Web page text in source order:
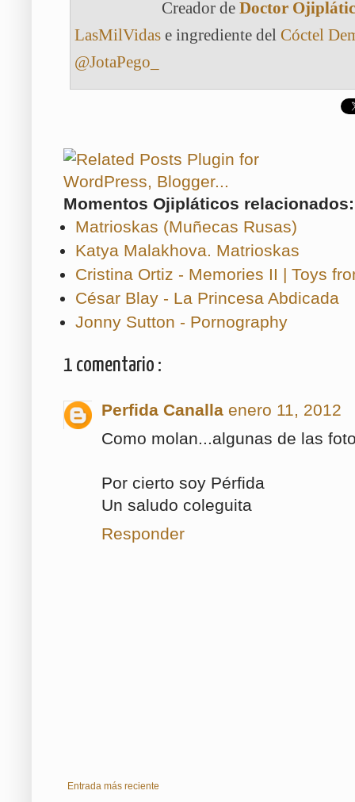
Creador de Doctor
LasMilVidas e ingrediente del Cóctel
@JotaPego_
Momentos Ojipláticos relacionados:
Matrioskas (Muñecas Rusas)
Katya Malakhova. Matrioskas
Cristina Ortiz - Memories II | Toys
César Blay - La Princesa Abdicada
Jonny Sutton - Pornography
1 comentario :
Perfida Canalla enero 11, 2012
Como molan...algunas de las
Por cierto soy Pérfida
Un saludo coleguita
Responder
Entrada más reciente